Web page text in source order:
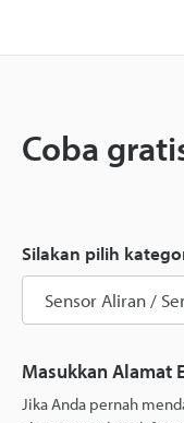
Coba
Silakan pilih
Masukkan Alamat
Jika Anda pernah